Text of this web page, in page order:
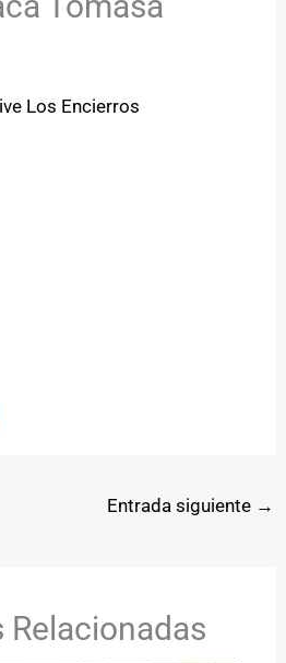
Los Encierros
Entrada siguiente →
Relacionadas